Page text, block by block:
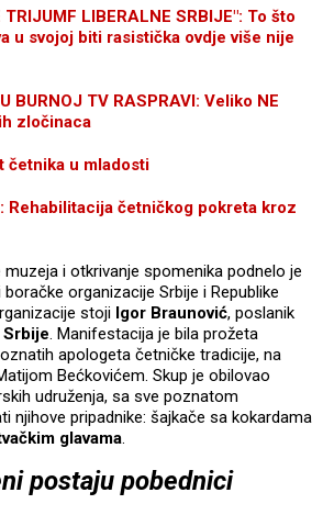
TRIJUMF LIBERALNE SRBIJE": To što
u svojoj biti rasistička ovdje više nije
BURNOJ TV RASPRAVI: Veliko NE
zločinaca
četnika u mladosti
Rehabilitacija četničkog pokreta kroz
i otkrivanje spomenika podnelo je
organizacije Srbije i Republike
stoji Igor Braunović, poslanik
. Manifestacija je bila prožeta
apologeta četničke tradicije, na
Bećkovićem. Skup je obilovao
udruženja, sa sve poznatom
njihove pripadnike: šajkače sa kokardama
glavama.
postaju pobednici